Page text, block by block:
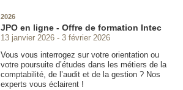
2026
JPO en ligne - Offre de formation Intec
13 janvier 2026
3 février 2026
Vous vous interrogez sur votre orientation ou
votre poursuite d’études dans les métiers de la
comptabilité, de l’audit et de la gestion ? Nos
experts vous éclairent !